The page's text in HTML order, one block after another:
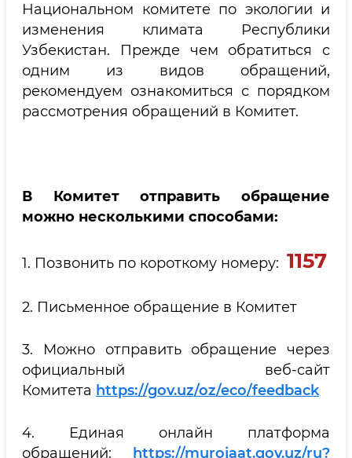
Национальном комитете по экологии и
изменения климата Республики
Узбекистан. Прежде чем обратиться с
одним из видов обращений,
рекомендуем ознакомиться с порядком
рассмотрения обращений в Комитет.
В Комитет отправить обращение
можно несколькими способами:
1. Позвонить по короткому номеру: 1157
2. Письменное обращение в Комитет
3. Можно отправить обращение через
официальный веб-сайт
Комитета https://gov.uz/oz/eco/feedback
4. Единая онлайн платформа
обращений:
https://murojaat.gov.uz/ru?